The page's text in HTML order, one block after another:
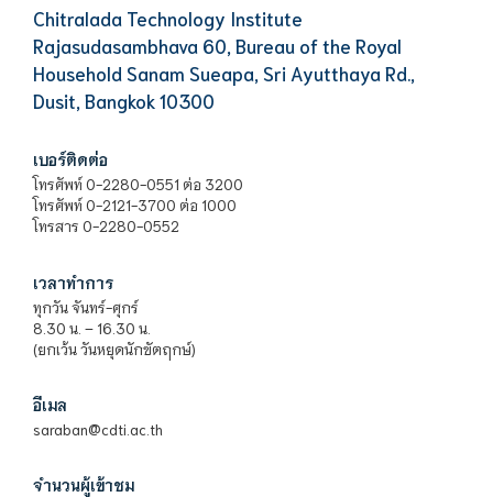
Chitralada Technology Institute
Rajasudasambhava 60, Bureau of the Royal
Household Sanam Sueapa, Sri Ayutthaya Rd.,
Dusit, Bangkok 10300
เบอร์ติดต่อ
โทรศัพท์ 0-2280-0551 ต่อ 3200
โทรศัพท์ 0-2121-3700 ต่อ 1000
โทรสาร 0-2280-0552
เวลาทำการ
ทุกวัน จันทร์-ศุกร์
8.30 น. – 16.30 น.
(ยกเว้น วันหยุดนักขัตฤกษ์)
อีเมล
saraban@cdti.ac.th
จำนวนผู้เข้าชม